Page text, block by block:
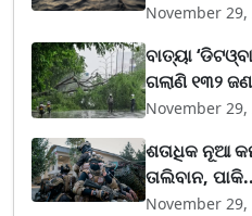
November 29,
ବାତ୍ୟା
ଗଲାଣି ୧୩୨
November 29,
ଶତାଧିକ ନୂଆ
ତାଲିବାନ,
November 29,